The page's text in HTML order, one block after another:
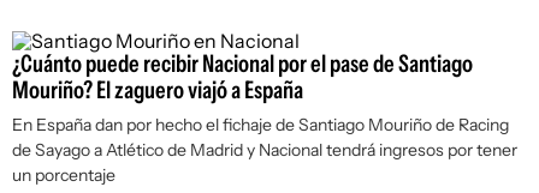
¿Cuánto puede recibir Nacional por el pase de Santiago
Mouriño? El zaguero viajó a España
En España dan por hecho el fichaje de Santiago Mouriño de Racing
de Sayago a Atlético de Madrid y Nacional tendrá ingresos por tener
un porcentaje